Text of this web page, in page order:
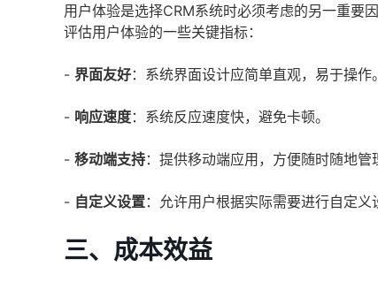
用户体验是选择CRM系统时必须考虑的另一重要
评估用户体验的一些关键指标：
- 界面友好：系统界面设计应简单直观，易于操作。
- 响应速度：系统反应速度快，避免卡顿。
- 移动端支持：提供移动端应用，方便随时随地管
- 自定义设置：允许用户根据实际需要进行自定义
三、成本效益